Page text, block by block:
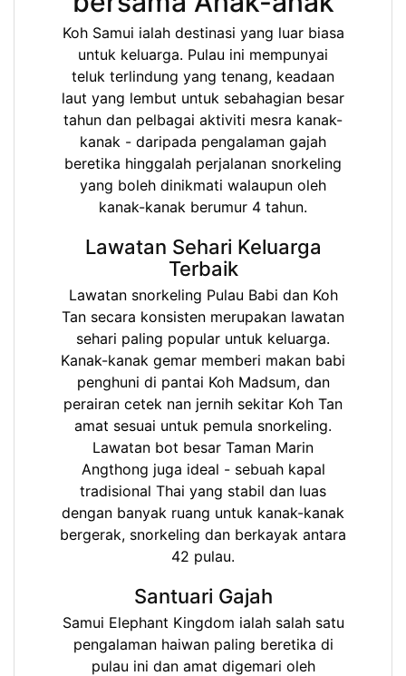
Koh Samui ialah destinasi yang luar biasa
untuk keluarga. Pulau ini mempunyai
teluk terlindung yang tenang, keadaan
laut yang lembut untuk sebahagian besar
tahun dan pelbagai aktiviti mesra kanak-
kanak - daripada pengalaman gajah
beretika hinggalah perjalanan snorkeling
yang boleh dinikmati walaupun oleh
kanak-kanak berumur 4 tahun.
Lawatan Sehari Keluarga
Terbaik
Lawatan snorkeling Pulau Babi dan Koh
Tan secara konsisten merupakan lawatan
sehari paling popular untuk keluarga.
Kanak-kanak gemar memberi makan babi
penghuni di pantai Koh Madsum, dan
perairan cetek nan jernih sekitar Koh Tan
amat sesuai untuk pemula snorkeling.
Lawatan bot besar Taman Marin
Angthong juga ideal - sebuah kapal
tradisional Thai yang stabil dan luas
dengan banyak ruang untuk kanak-kanak
bergerak, snorkeling dan berkayak antara
42 pulau.
Santuari Gajah
Samui Elephant Kingdom ialah salah satu
pengalaman haiwan paling beretika di
pulau ini dan amat digemari oleh